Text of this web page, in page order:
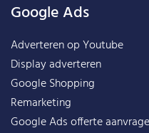
Google Ads
Adverteren op Youtube
Display adverteren
Google Shopping
Remarketing
Google Ads offerte